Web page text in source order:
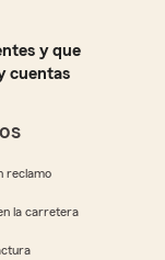
y que
cuentas
reclamo
la carretera